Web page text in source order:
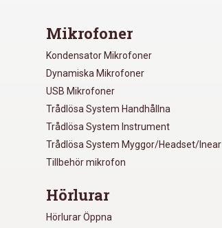
Mikrofoner
Kondensator Mikrofoner
Dynamiska Mikrofoner
USB Mikrofoner
Trådlösa System Handhållna
Trådlösa System Instrument
Trådlösa System Myggor/Headset/Inear
Tillbehör mikrofon
Hörlurar
Hörlurar Öppna